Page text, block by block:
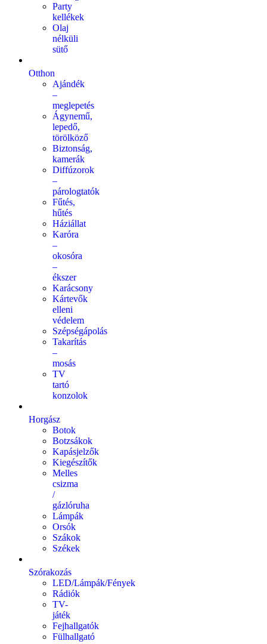
Party
kellékek
Olaj
nélküli
sütő
Otthon
Ajándék
–
meglepetés
Ágynemű,
lepedő,
törölköző
Biztonság,
kamerák
Diffúzorok
–
párologtatók
Fűtés,
hűtés
Háziállat
Karóra
–
okosóra
–
ékszer
Karácsony
Kártevők
elleni
védelem
Szépségápolás
Takarítás
–
mosás
TV
tartó
konzolok
Horgász
Botok
Botzsákok
Kapásjelzők
Kiegészítők
Melles
csizma
/
gázlóruha
Lámpák
Orsók
Szákok
Székek
Szórakozás
LED/Lámpák/Fények
Rádiók
TV-
játék
Fejhallgatók
Fülhallgató